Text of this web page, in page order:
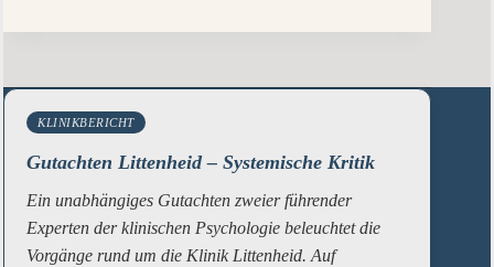
KLINIKBERICHT
Gutachten Littenheid – Systemische Kritik
Ein unabhängiges Gutachten zweier führender
Experten der klinischen Psychologie beleuchtet die
Vorgänge rund um die Klinik Littenheid. Auf